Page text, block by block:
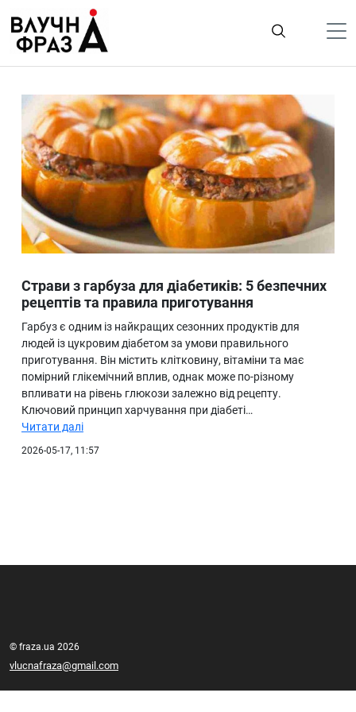
содержимому
Гроші
Життя
Лайфстайл
ТехноНаука
Людина
Ukraine
Про нас
Страви з гарбуза для діабетиків: 5 безпечних
рецептів та правила приготування
Гарбуз є одним із найкращих сезонних продуктів для
людей із цукровим діабетом за умови правильного
приготування. Він містить клітковину, вітаміни та має
помірний глікемічний вплив, однак може по-різному
впливати на рівень глюкози залежно від рецепту.
Ключовий принцип харчування при діабеті…
Читати далі
2026-05-17, 11:57
© fraza.ua 2026
vlucnafraza@gmail.com